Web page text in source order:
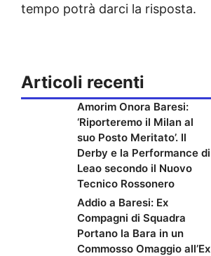
tempo potrà darci la risposta.
Articoli recenti
Amorim Onora Baresi:
‘Riporteremo il Milan al
suo Posto Meritato’. Il
Derby e la Performance di
Leao secondo il Nuovo
Tecnico Rossonero
Addio a Baresi: Ex
Compagni di Squadra
Portano la Bara in un
Commosso Omaggio all’Ex